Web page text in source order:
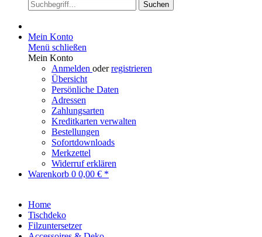
Suchen
Mein Konto
Menü schließen
Mein Konto
Anmelden oderregistrieren
Übersicht
Persönliche Daten
Adressen
Zahlungsarten
Kreditkarten verwalten
Bestellungen
Sofortdownloads
Merkzettel
Widerruf erklären
Warenkorb 0 0,00 € *
Home
Tischdeko
Filzuntersetzer